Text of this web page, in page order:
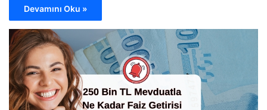
Devamını Oku »